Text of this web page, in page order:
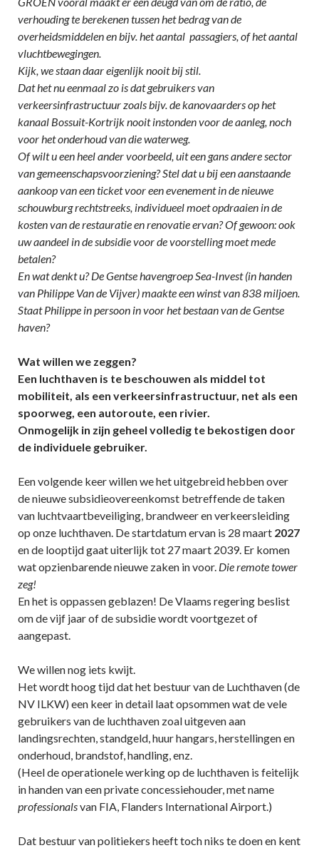
verhouding te berekenen tussen het bedrag van de
overheidsmiddelen en bijv. het aantal passagiers, of het aantal
vluchtbewegingen.
Kijk, we staan daar eigenlijk nooit bij stil.
Dat het nu eenmaal zo is dat gebruikers van
verkeersinfrastructuur zoals bijv. de kanovaarders op het
kanaal Bossuit-Kortrijk nooit instonden voor de aanleg, noch
voor het onderhoud van die waterweg.
Of wilt u een heel ander voorbeeld, uit een gans andere sector
van gemeenschapsvoorziening? Stel dat u bij een aanstaande
aankoop van een ticket voor een evenement in de nieuwe
schouwburg rechtstreeks, individueel moet opdraaien in de
kosten van de restauratie en renovatie ervan? Of gewoon: ook
uw aandeel in de subsidie voor de voorstelling moet mede
betalen?
En wat denkt u? De Gentse havengroep Sea-Invest (in handen
van Philippe Van de Vijver) maakte een winst van 838 miljoen.
Staat Philippe in persoon in voor het bestaan van de Gentse
haven?
Wat willen we zeggen?
Een luchthaven is te beschouwen als middel tot
mobiliteit, als een verkeersinfrastructuur, net als een
spoorweg, een autoroute, een rivier.
Onmogelijk in zijn geheel volledig te bekostigen door
de individuele gebruiker.
Een volgende keer willen we het uitgebreid hebben over
de nieuwe subsidieovereenkomst betreffende de taken
van luchtvaartbeveiliging, brandweer en verkeersleiding
op onze luchthaven. De startdatum ervan is 28 maart 2027
en de looptijd gaat uiterlijk tot 27 maart 2039. Er komen
wat opzienbarende nieuwe zaken in voor. Die remote tower
zeg!
En het is oppassen geblazen! De Vlaams regering beslist
om de vijf jaar of de subsidie wordt voortgezet of
aangepast.
We willen nog iets kwijt.
Het wordt hoog tijd dat het bestuur van de Luchthaven (de
NV ILKW) een keer in detail laat opsommen wat de vele
gebruikers van de luchthaven zoal uitgeven aan
landingsrechten, standgeld, huur hangars, herstellingen en
onderhoud, brandstof, handling, enz.
(Heel de operationele werking op de luchthaven is feitelijk
in handen van een private concessiehouder, met name
professionalsvan FIA, Flanders International Airport.)
Dat bestuur van politiekers heeft toch niks te doen en kent